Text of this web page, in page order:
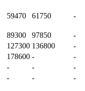
59470 61750 -
89300 97850
-
127300 136800
-
178600 -
-
- -
-
- - -